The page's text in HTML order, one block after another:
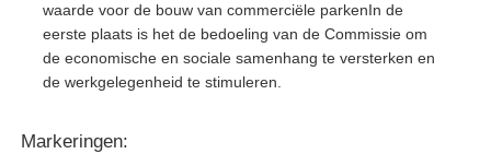
waarde voor de bouw van commerciële parkenIn de
eerste plaats is het de bedoeling van de Commissie om
de economische en sociale samenhang te versterken en
de werkgelegenheid te stimuleren.
Markeringen: